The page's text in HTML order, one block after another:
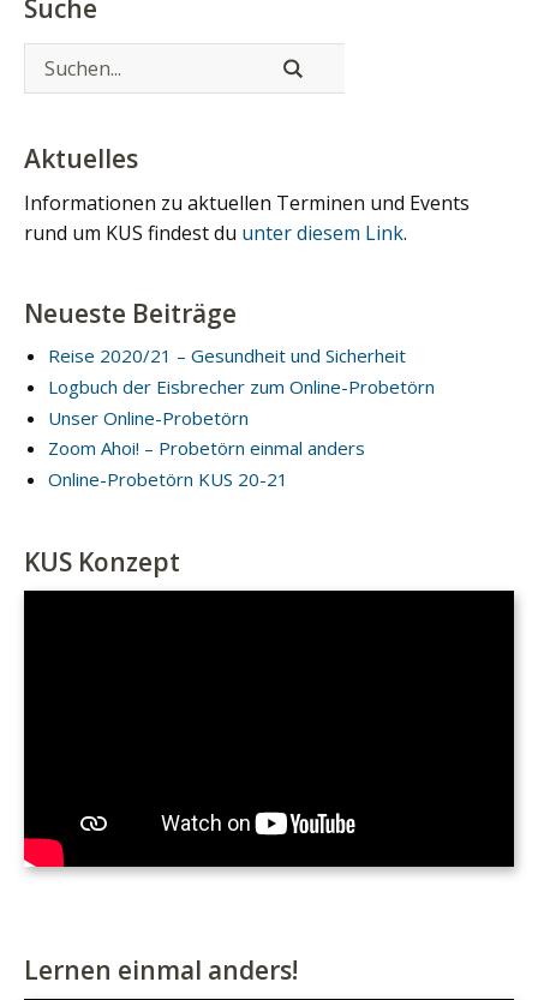
Suche
Aktuelles
Informationen zu aktuellen Terminen und Events
rund um KUS findest du unter diesem Link.
Neueste Beiträge
Reise 2020/21 – Gesundheit und Sicherheit
Logbuch der Eisbrecher zum Online-Probetörn
Unser Online-Probetörn
Zoom Ahoi! – Probetörn einmal anders
Online-Probetörn KUS 20-21
KUS Konzept
Lernen einmal anders!